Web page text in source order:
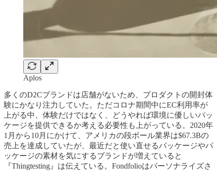
Aplos
多くのD2Cブランドは店舗がないため、プロダクトの開封体
験にかなり注力していた。ただコロナ期間中にEC利用率が
上がる中、体験だけではなく、どうやれば環境に優しいパッ
ケージを提供できるか考える必要性も上がっている。2020年
1月から10月にかけて、アメリカの段ボール業界は$67.3Bの
売上を達成していたが、最近だと使い直せるパッケージやパ
ッケージの素材を気にするブランドが増えていると
『Thingtesting』は伝えている。Fondfolioはパーソナライズさ